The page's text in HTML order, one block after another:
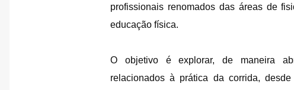
profissionais renomados das áreas de
educação física.
O objetivo é explorar, de maneira
relacionados à prática da corrida,